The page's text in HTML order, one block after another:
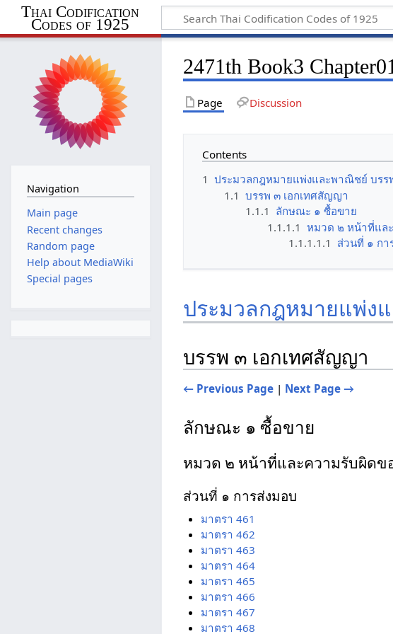
Thai Codification
Codes of 1925
2471th Book3
Page Discussion
Contents
1 ประมวลกฎหมายแพ่งและพาณิชย์ บรร
1.1 บรรพ ๓ เอกเทศสัญญา
1.1.1 ลักษณะ ๑ ซื้อขาย
1.1.1.1 หมวด ๒ หน้าที่แล
1.1.1.1.1 ส่วนที่ ๑ กา
ประมวลกฎหมายแพ่ง
บรรพ ๓ เอกเทศสัญญา
← Previous Page | Next Page →
ลักษณะ ๑ ซื้อขาย
หมวด ๒ หน้าที่และความรับผิดข
ส่วนที่ ๑ การส่งมอบ
มาตรา 461
มาตรา 462
มาตรา 463
มาตรา 464
มาตรา 465
มาตรา 466
มาตรา 467
มาตรา 468
Navigation
Main page
Recent changes
Random page
Help about MediaWiki
Special pages